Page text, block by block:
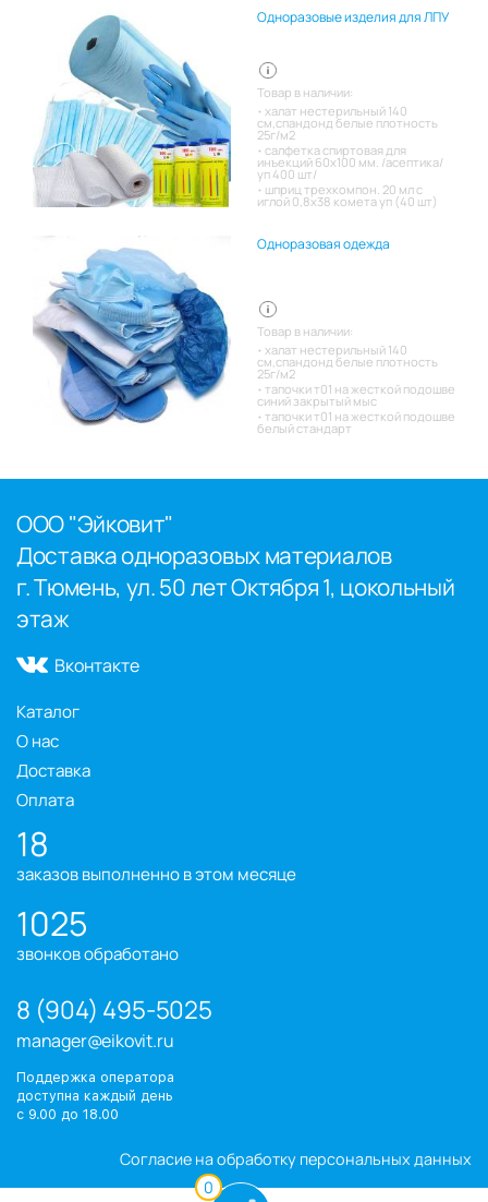
Одноразовые изделия для ЛПУ
Товар в наличии:
халат нестерильный 140
см,спандонд белые плотность
25г/м2
салфетка спиртовая для
инъекций 60х100 мм. /асептика/
уп 400 шт/
шприц трехкомпон. 20 мл с
иглой 0,8х38 комета уп (40 шт)
Одноразовая одежда
Товар в наличии:
халат нестерильный 140
см,спандонд белые плотность
25г/м2
тапочки т01 на жесткой подошве
синий закрытый мыс
тапочки т01 на жесткой подошве
белый стандарт
ООО "Эйковит"
Доставка одноразовых материалов
г. Тюмень, ул. 50 лет Октября 1, цокольный
этаж
Вконтакте
Каталог
О нас
Доставка
Оплата
18
заказов выполненно в этом месяце
1025
звонков обработано
8 (904) 495-5025
manager@eikovit.ru
Поддержка оператора
доступна каждый день
с 9.00 до 18.00
Согласие на обработку персональных данных
0